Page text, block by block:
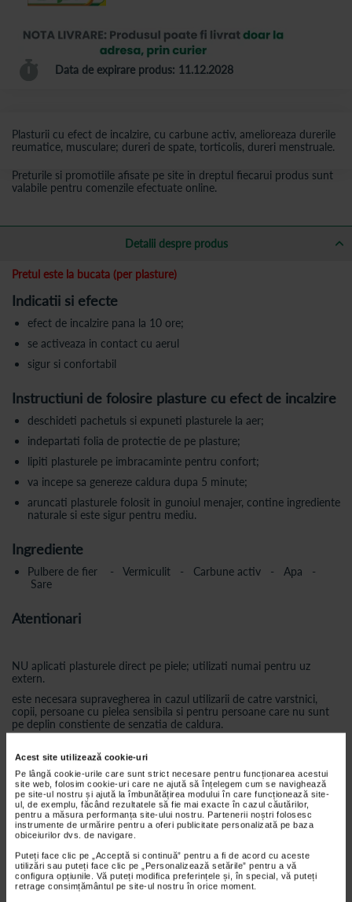
Acest site utilizează cookie-uri
Pe lângă cookie-urile care sunt strict necesare pentru funcționarea acestui
site web, folosim cookie-uri care ne ajută să înțelegem cum se navighează
pe site-ul nostru și ajută la îmbunătățirea modului în care funcționează site-
ul, de exemplu, făcând rezultatele să fie mai exacte în cazul căutărilor,
pentru a măsura performanța site-ului nostru. Partenerii noștri folosesc
instrumente de urmărire pentru a oferi publicitate personalizată pe baza
obiceiurilor dvs. de navigare.
Puteți face clic pe „Acceptă si continuă” pentru a fi de acord cu aceste
utilizări sau puteți face clic pe „Personalizează setările” pentru a vă
configura opțiunile. Vă puteți modifica preferințele și, în special, vă puteți
retrage consimțământul pe site-ul nostru în orice moment.
Data de expirare produs: 11.12.2028
Plasturii cu efect de incalzire, cu carbune activ, amelioreaza durerile
reumatice, musculare; dureri de spate, torticolis, dureri menstruale.
Preturile si promotiile afisate pe site in dreptul fiecarui produs sunt
valabile pentru comenzile efectuate online.
Detalii despre produs
Pretul este la bucata (per plasture)
Indicatii si efecte
efect de incalzire pana la 10 ore;
se activeaza in contact cu aerul
sigur si confortabil
Instructiuni de folosire plasture cu efect de incalzire
deschideti pachetuls si expuneti plasturele la aer;
indepartati folia de protectie de pe plasture;
lipiti plasturele pe imbracaminte pentru confort;
va incepe sa genereze caldura dupa 5 minute;
aruncati plasturele folosit in gunoiul menajer, contine ingrediente
naturale si este sigur pentru mediu.
Ingrediente
Pulbere de fier - Vermiculit - Carbune activ - Apa -
Sare
Atentionari
NU aplicati plasturele direct pe piele; utilizati numai pentru uz
extern.
este necesara supravegherea in cazul utilizarii de catre varstnici,
copii, persoane cu pielea sensibila si pentru persoane care nu sunt
pe deplin constiente de senzatia de caldura.
active.
persoanele cu diabet, degeraturi, cicatrici, rani deschise sau
probleme de circulatie ar trebui sa consulte un medic inainte de
utilizarea plasturelui cu efect de incalzire.
NU deschideti saculetul plasturelui.
NU permiteti continutului sa intre in contact cu pielea. In cazul in
contactului cu pielea, spalati bine cu apa. Utilizarea incorecta a
plasturelui poate produce iritatii.
NU utilizati plasturele cu efect de incalzire in medii imbogatite cu